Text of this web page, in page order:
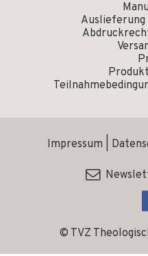
Auslieferung
© TVZ
Impressum